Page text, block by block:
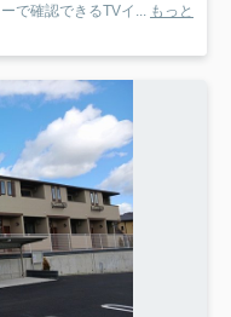
で確認できるTVイ...
もっと